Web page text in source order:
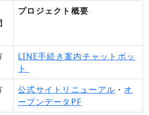
プロジェクト概要
LINE手続き案内チャットボッ
ト
公式サイトリニューアル ・ オ
ープンデータPF